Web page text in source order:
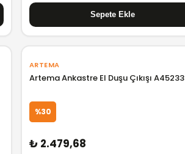
ARTEMA
Artema Ankastre El Duşu Çıkışı A45233
%30
₺ 2.479,68